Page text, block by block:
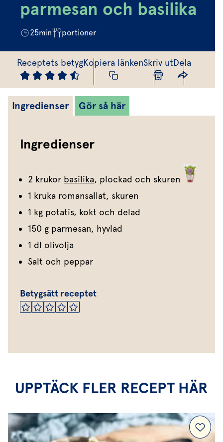
Dressing
Marinad
Timjan
Allt om sallat
Vårt sortiment
Våra färska örter
parmesan och basilika
25min portioner
Receptets betygKopiera länkenSkriv utDela
Ingredienser Gör så här
Ingredienser
2 krukor basilika, plockad och skuren
1 kruka romansallat, skuren
1 kg potatis, kokt och delad
150 g parmesan, hyvlad
1 dl olivolja
Salt och peppar
Betygsätt receptet
UPPTÄCK FLER RECEPT HÄR